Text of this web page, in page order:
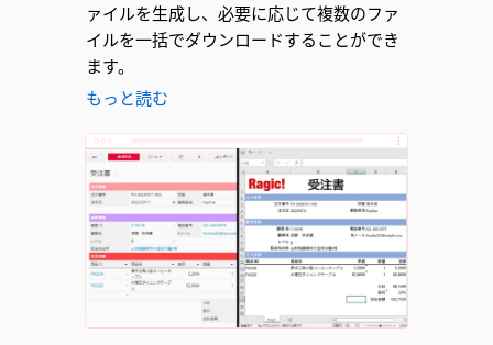
ァイルを生成し、必要に応じて複数のファ
イルを一括でダウンロードすることができ
ます。
もっと読む